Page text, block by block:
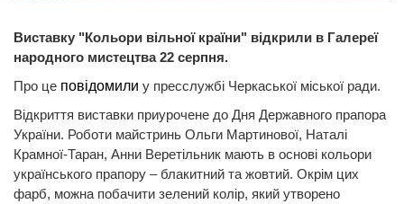
Виставку "Кольори вільної країни" відкрили в Галереї
народного мистецтва 22 серпня.
Про це повідомили у пресслужбі Черкаської міської ради.
Відкриття виставки приурочене до Дня Державного прапора
України. Роботи майстринь Ольги Мартинової, Наталі
Крамної-Таран, Анни Веретільник мають в основі кольори
українського прапору – блакитний та жовтий. Окрім цих
фарб, можна побачити зелений колір, який утворено